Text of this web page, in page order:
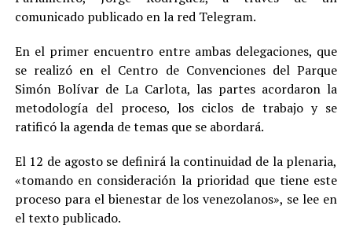
comunicado publicado en la red Telegram.
En el primer encuentro entre ambas delegaciones, que
se realizó en el Centro de Convenciones del Parque
Simón Bolívar de La Carlota, las partes acordaron la
metodología del proceso, los ciclos de trabajo y se
ratificó la agenda de temas que se abordará.
El 12 de agosto se definirá la continuidad de la plenaria,
«tomando en consideración la prioridad que tiene este
proceso para el bienestar de los venezolanos», se lee en
el texto publicado.